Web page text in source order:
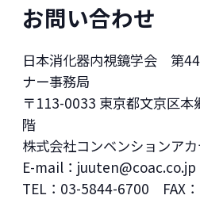
お問い合わせ
日本消化器内視鏡学会 第
ナー事務局
〒113-0033 東京都文京区
階
株式会社コンベンションア
E-mail：juuten@coac.co.jp
TEL：03-5844-6700 FAX